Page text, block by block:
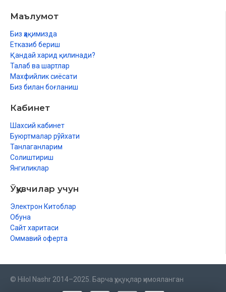
Маълумот
Биз ҳақимизда
Етказиб бериш
Қандай харид қилинади?
Талаб ва шартлар
Махфийлик сиёсати
Биз билан боғланиш
Кабинет
Шахсий кабинет
Буюртмалар рўйхати
Танлаганларим
Солиштириш
Янгиликлар
Ўқувчилар учун
Электрон Китоблар
Обуна
Сайт харитаси
Оммавий оферта
© Hilol Nashr 2014–2025. Барча ҳуқуқлар ҳимояланган